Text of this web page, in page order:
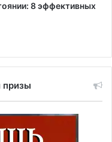
8 эффективных
призы